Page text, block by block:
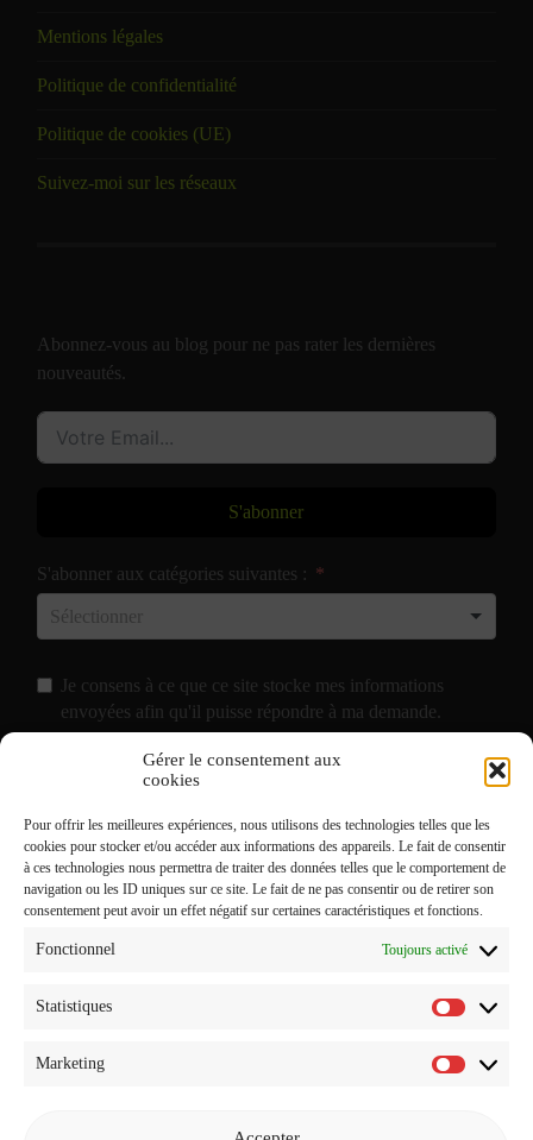
Gérer le consentement aux
cookies
Pour offrir les meilleures expériences, nous utilisons des technologies telles que les
cookies pour stocker et/ou accéder aux informations des appareils. Le fait de consentir
à ces technologies nous permettra de traiter des données telles que le comportement de
navigation ou les ID uniques sur ce site. Le fait de ne pas consentir ou de retirer son
consentement peut avoir un effet négatif sur certaines caractéristiques et fonctions.
Fonctionnel Toujours activé
Statistiques
Marketing
Mentions légales
Politique de confidentialité
Politique de cookies (UE)
Suivez-moi sur les réseaux
Abonnez-vous au blog pour ne pas rater les dernières
nouveautés.
S'abonner
S'abonner aux catégories suivantes :
Je consens à ce que ce site stocke mes informations
envoyées afin qu'il puisse répondre à ma demande.
J'accepte de recevoir vos e-mails et confirme avoir pris
Mentions Légales.